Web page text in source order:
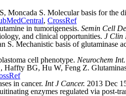
S. Molecular basis for the
, CrossRef
in tumorigenesis. Semin Cell
and clinical opportunities. J Clin
Mechanistic basis of glutaminase
cell phenotype. Neurochem Int.
BG, Hu W, Feng Z.
in cancer. Int J Cancer. 2013 Dec
enzymes regulated via post-